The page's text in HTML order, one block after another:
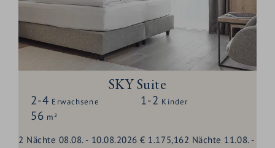
SKY Suite
2-4 Erwachsene 1-2 Kinder
56 m²
2 Nächte 08.08. - 10.08.2026 € 1.175,162 Nächte 11.08. -